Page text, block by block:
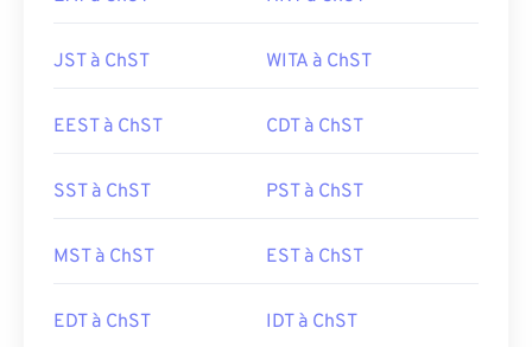
JST à ChST WITA à ChST
EEST à ChST CDT à ChST
SST à ChST PST à ChST
MST à ChST EST à ChST
EDT à ChST IDT à ChST